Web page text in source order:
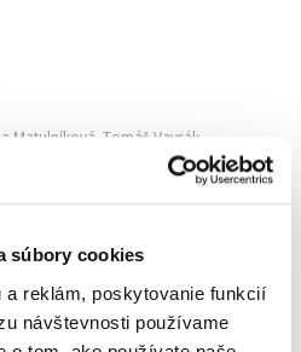
súbory cookies
a reklám, poskytovanie funkcií
návštevnosti používame
Matulníková Tomáš Vavrák
právnymi
– teda transakcií
ako fúzie a